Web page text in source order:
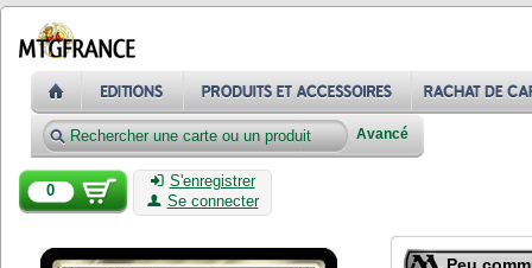
Avancé
0
S'enregistrer
Se connecter